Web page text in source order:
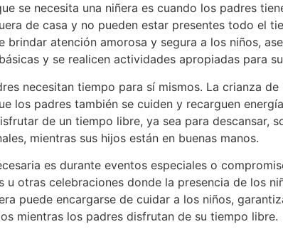
se necesita una niñera es cuando los padres
de casa y no pueden estar presentes todo el
brindar atención amorosa y segura a los niños,
y se realicen actividades apropiadas para
necesitan tiempo para sí mismos. La crianza
los padres también se cuiden y recarguen
de un tiempo libre, ya sea para descansar,
mientras sus hijos están en buenas manos.
es durante eventos especiales o
u otras celebraciones donde la presencia de los
puede encargarse de cuidar a los niños,
mientras los padres disfrutan de su tiempo libre.